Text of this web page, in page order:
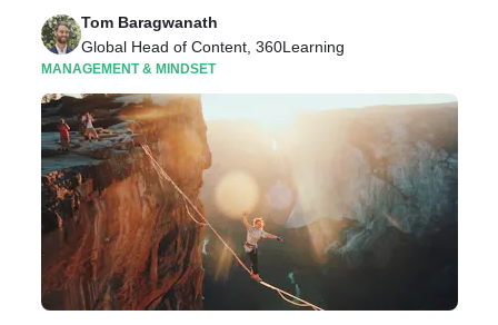
Tom Baragwanath
Global Head of Content, 360Learning
MANAGEMENT & MINDSET